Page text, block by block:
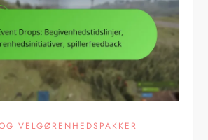
VELGØRENHEDSPAKKER